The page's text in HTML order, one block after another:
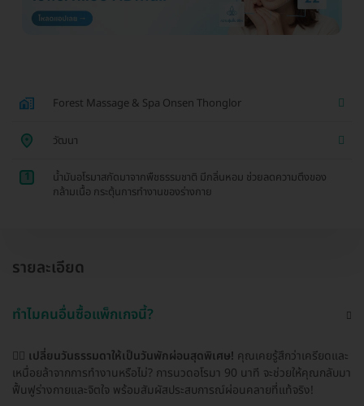
Forest Massage & Spa Onsen Thonglor
วัฒนา
1
น้ำมันอโรมาสกัดมาจากพืชธรรมชาติ มีกลิ่นหอม ช่วยลดความตึงของ
กล้ามเนื้อ กระตุ้นการทำงานของร่างกาย
รายละเอียด
ทำไมคนอื่นซื้อแพ็กเกจนี้?
💆‍♀️ เปลี่ยนวันธรรมดาให้เป็นวันพักผ่อนสุดพิเศษ! คุณเคยรู้สึกว่าเครียดและ
เหนื่อยล้าจากการทำงานหรือไม่? การนวดอโรมา 90 นาที จะช่วยให้คุณกลับมา
ฟื้นฟูร่างกายและจิตใจ พร้อมสัมผัสประสบการณ์ผ่อนคลายที่แท้จริง!